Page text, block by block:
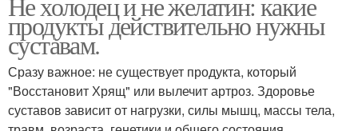
продукты действительно нужны
суставам.
Сразу важное: не существует продукта, который
"Восстановит Хрящ" или вылечит артроз. Здоровье
суставов зависит от нагрузки, силы мышц, массы тела,